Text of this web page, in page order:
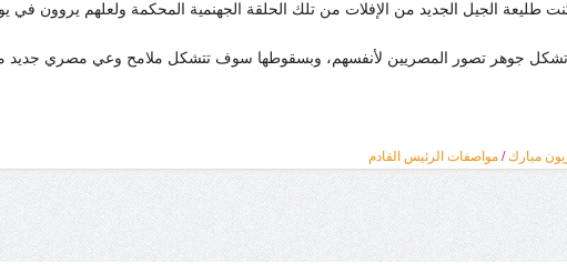
طليعة الجيل الجديد من الإفلات من تلك الحلقة الجهنمية المحكمة ولعلهم يروون
تشكل جوهر تصور المصريين لأنفسهم، وبسقوطها سوف تتشكل ملامح وعي مصري جديد
مبارك / مواصفات الرئيس القادم